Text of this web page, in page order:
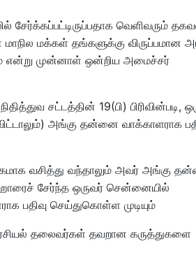
சேர்க்கப்பட்டிருப்பதாக வெளிவரும்
மக்கள் தங்களுக்கு விருப்பமான
என்று முன்னாள் ஒன்றிய அமைச்சர்
சட்டத்தின் 19(பி) பிரிவின்படி,
அங்கு தன்னை வாக்காளராக
வசித்து வந்தாலும் அவர் அங்கு
சேர்ந்த ஒருவர் சென்னையில்
பதிவு செய்துகொள்ள முடியும்
அரசியல் தலைவர்கள் தவறான கருத்துகளை